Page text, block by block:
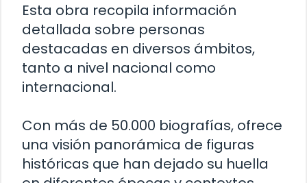
Esta obra recopila información
detallada sobre personas
destacadas en diversos ámbitos,
tanto a nivel nacional como
internacional.
Con más de 50.000 biografías, ofrece
una visión panorámica de figuras
históricas que han dejado su huella